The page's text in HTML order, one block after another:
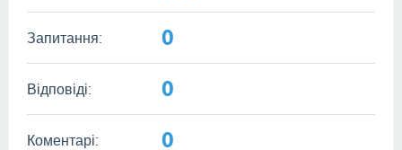
Запитання: 0
Відповіді: 0
Коментарі: 0